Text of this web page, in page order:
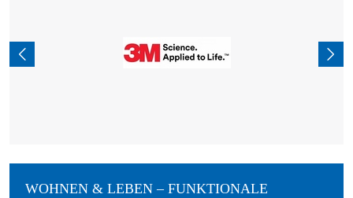
WOHNEN & LEBEN – FUNKTIONALE